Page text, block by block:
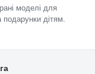
моделі для
подарунки дітям.